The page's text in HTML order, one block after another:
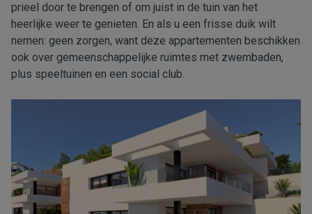
prieel door te brengen of om juist in de tuin van het
heerlijke weer te genieten. En als u een frisse duik wilt
nemen: geen zorgen, want deze appartementen beschikken
ook over gemeenschappelijke ruimtes met zwembaden,
plus speeltuinen en een social club.